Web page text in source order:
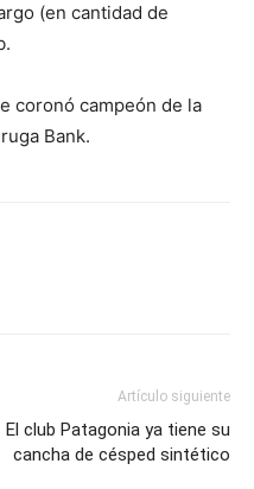
(en cantidad de
coronó campeón de la
Bank.
Artículo siguiente
El club Patagonia ya tiene su
cancha de césped sintético